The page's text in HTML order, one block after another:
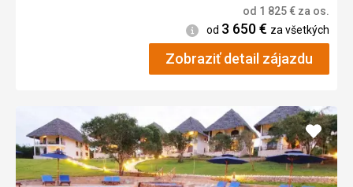
od 1 825€ za os.
Informácie
od 3 650€ za všetkých
Zobraziť detail zájazdu
Pridať
do